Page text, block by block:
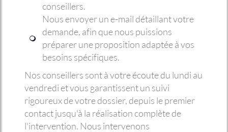
conseillers.
Nous envoyer un e-mail détaillant votre
demande, afin que nous puissions
préparer une proposition adaptée à vos
besoins spécifiques.
Nos conseillers sont à votre écoute du lundi au
vendredi et vous garantissent un suivi
rigoureux de votre dossier, depuis le premier
contact jusqu'à la réalisation complète de
l'intervention. Nous intervenons